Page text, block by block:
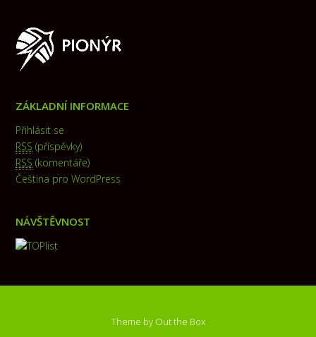
ZÁKLADNÍ INFORMACE
Přihlásit se
RSS (příspěvky)
RSS (komentáře)
Čeština pro WordPress
NÁVŠTĚVNOST
Theme by Out the Box